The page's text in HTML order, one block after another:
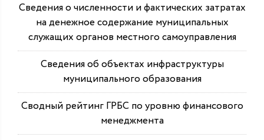
Сведения о численности и фактических затратах
на денежное содержание муниципальных
служащих органов местного самоуправления
Сведения об объектах инфраструктуры
муниципального образования
Сводный рейтинг ГРБС по уровню финансового
менеджмента